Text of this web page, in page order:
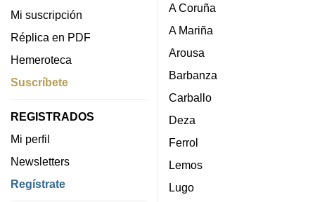
Mi suscripción
Réplica en PDF
Hemeroteca
Suscríbete
REGISTRADOS
Mi perfil
Newsletters
Regístrate
A Coruña
A Mariña
Arousa
Barbanza
Carballo
Deza
Ferrol
Lemos
Lugo